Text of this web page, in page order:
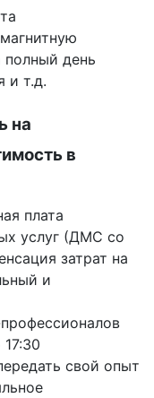
полный день
и т.д.
на
в
плата
услуг (ДМС со
затрат на
и
свой опыт